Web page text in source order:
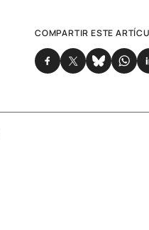
COMPARTIR ESTE